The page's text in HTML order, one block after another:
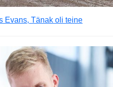
Evans, Tänak oli teine